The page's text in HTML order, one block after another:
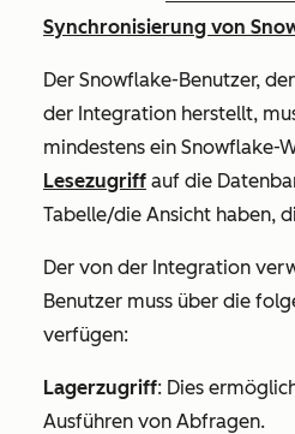
Synchronisierung von
Der Snowflake-Benutzer,
der Integration herstellt,
mindestens ein Snowflake-
Lesezugriff auf die
Tabelle/die Ansicht haben,
Der von der Integration
Benutzer muss über die
verfügen:
Lagerzugriff: Dies
Ausführen von Abfragen.